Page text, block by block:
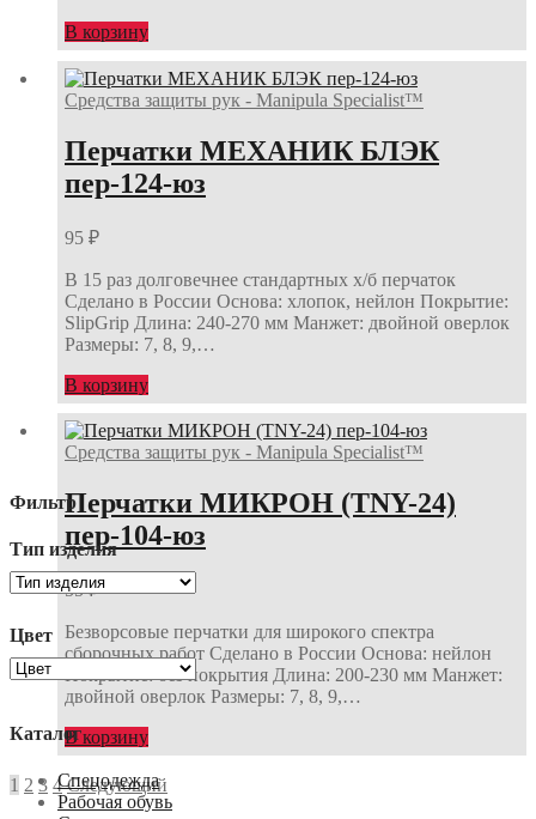
В корзину
Средства защиты рук - Manipula Specialist™
Перчатки МЕХАНИК БЛЭК
пер-124-юз
95 ₽
В 15 раз долговечнее стандартных х/б перчаток
Сделано в России Основа: хлопок, нейлон Покрытие:
SlipGrip Длина: 240-270 мм Манжет: двойной оверлок
Размеры: 7, 8, 9,…
В корзину
Средства защиты рук - Manipula Specialist™
Перчатки МИКРОН (TNY-24)
пер-104-юз
55₽
Безворсовые перчатки для широкого спектра
сборочных работ Сделано в России Основа: нейлон
Покрытие: без покрытия Длина: 200-230 мм Манжет:
двойной оверлок Размеры: 7, 8, 9,…
В корзину
Навигация
1 2 3 4 Следующий
Фильтр
Тип изделия
Цвет
Каталог
Спецодежда
Рабочая обувь